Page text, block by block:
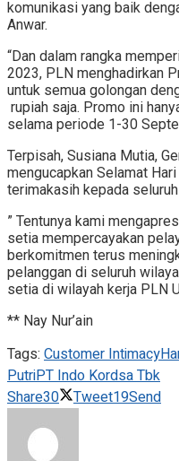
komunikasi yang baik
Anwar.
“Dan dalam rangka
2023, PLN menghadirkan
untuk semua golongan
rupiah saja. Promo ini
selama periode 1-30
Terpisah, Susiana Mutia,
mengucapkan Selamat
terimakasih kepada
” Tentunya kami
setia mempercayakan
berkomitmen terus
pelanggan di seluruh
setia di wilayah kerja PLN
** Nay Nur’ain
Tags: Customer Intimacy
PutriPT Indo Kordsa Tbk
Share30 Tweet19Send